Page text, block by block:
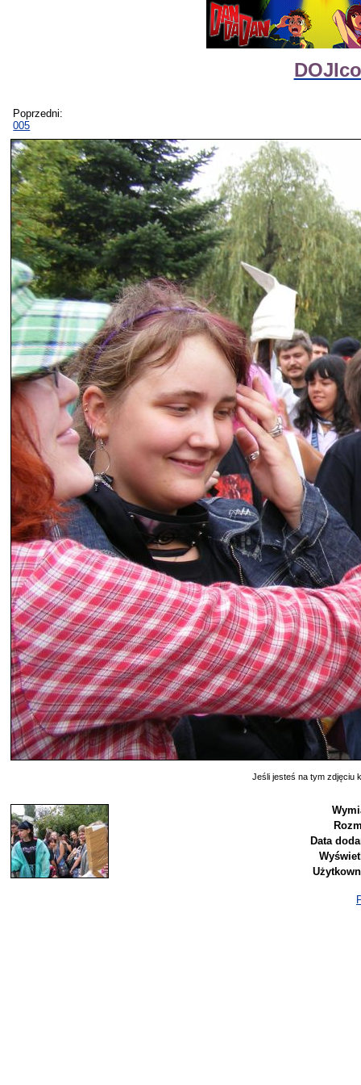
Poprzedni:
005
Jeśli jesteś na tym zdjęciu
Data